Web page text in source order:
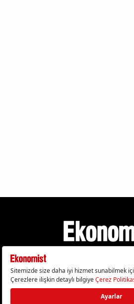
Gizlilik Politikası Çerez Politikası
KVKK Metni Künye